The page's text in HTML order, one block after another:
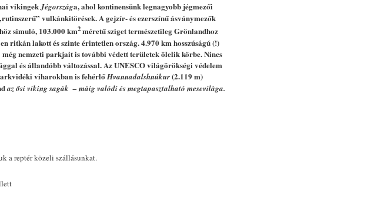
vikingekJégországa, ahol kontinensünk legnagyobb jégmezői
vulkánkitörések. A gejzír- és ezerszínű ásványmezők
simuló, 103.000 km2méretű sziget természetileg Grönlandhoz
ritkán lakott és szinte érintetlen ország. 4.970 km hosszúságú (!)
nemzeti parkjait is további védett területek ölelik körbe. Nincs
és állandóbb változással. Az UNESCO világörökségi védelem
viharokban is fehérlőHvannadalshnúkur(2.119 m)
az ősiviking sagák – máig valódi és megtapasztalható mesevilága.
a reptér közeli szállásunkat.